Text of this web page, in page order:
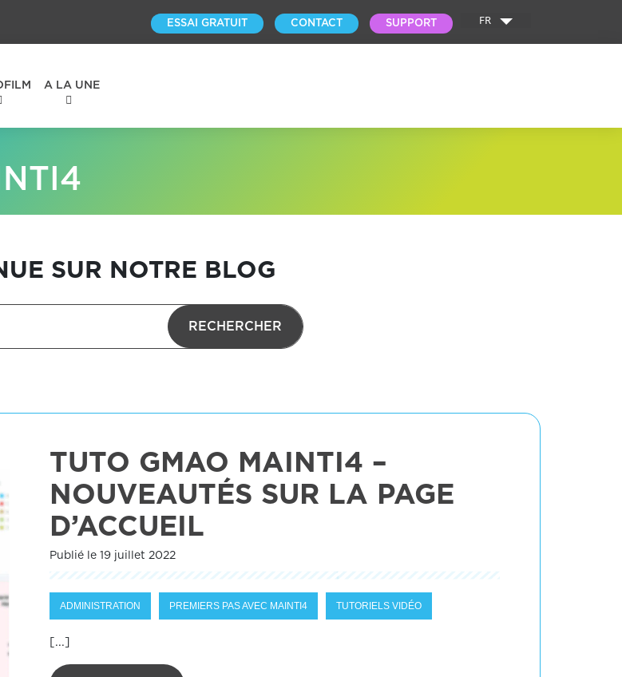
ESSAI GRATUIT CONTACT SUPPORT FR
A LA UNE
SUR NOTRE BLOG
RECHERCHER
TUTO GMAO MAINTI4 –
NOUVEAUTÉS SUR LA PAGE
D’ACCUEIL
Publié le 19 juillet 2022
ADMINISTRATION PREMIERS PAS AVEC MAINTI4 TUTORIELS VIDÉO
[...]